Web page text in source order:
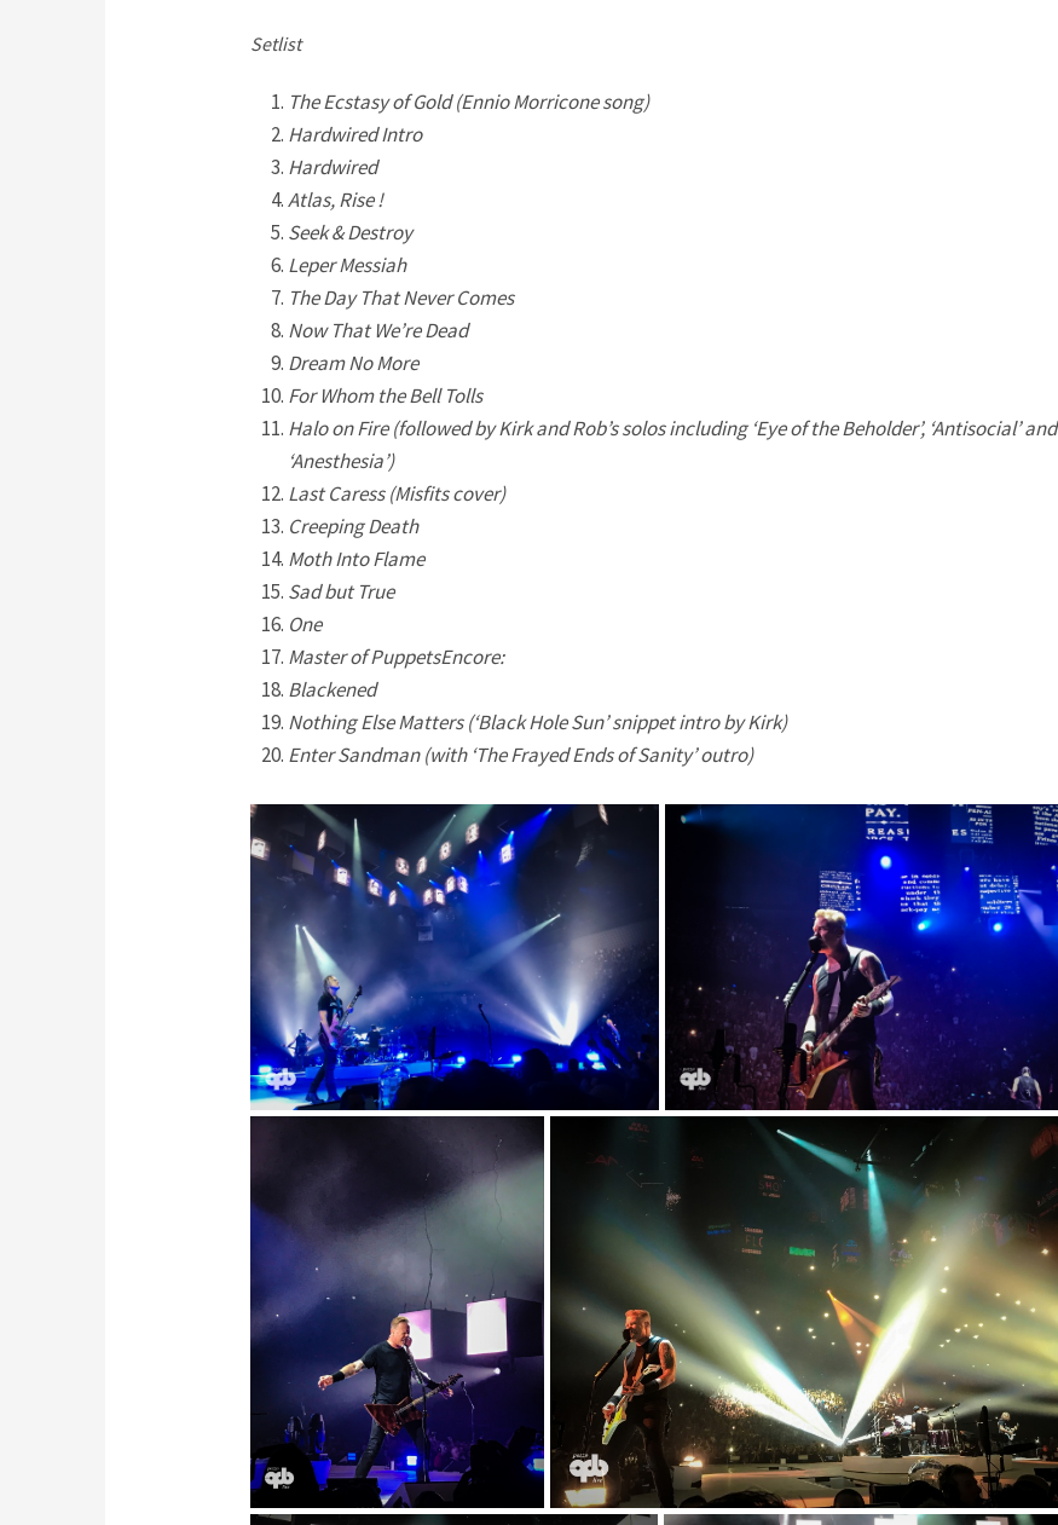
Setlist
The Ecstasy of Gold (Ennio Morricone song)
Hardwired Intro
Hardwired
Atlas, Rise !
Seek & Destroy
Leper Messiah
The Day That Never Comes
Now That We’re Dead
Dream No More
For Whom the Bell Tolls
Halo on Fire (followed by Kirk and Rob’s solos including ‘Eye of the Beholder’, ‘Antisocial’ and
‘Anesthesia’)
Last Caress (Misfits cover)
Creeping Death
Moth Into Flame
Sad but True
One
Master of PuppetsEncore:
Blackened
Nothing Else Matters (‘Black Hole Sun’ snippet intro by Kirk)
Enter Sandman (with ‘The Frayed Ends of Sanity’ outro)